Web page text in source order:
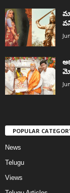
POPULAR
News
Telugu
Views